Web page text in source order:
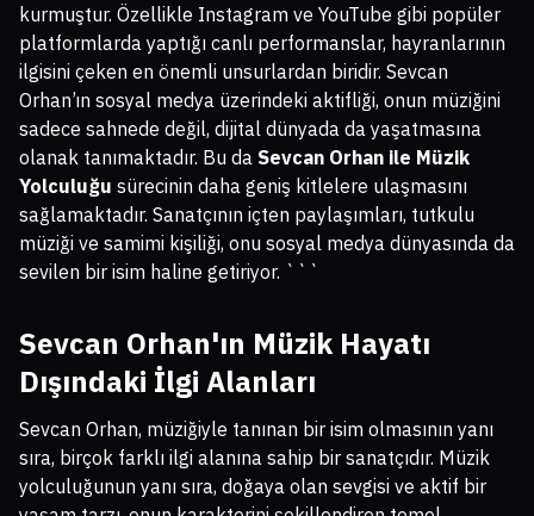
kurmuştur. Özellikle Instagram ve YouTube gibi popüler
platformlarda yaptığı canlı performanslar, hayranlarının
ilgisini çeken en önemli unsurlardan biridir. Sevcan
Orhan’ın sosyal medya üzerindeki aktifliği, onun müziğini
sadece sahnede değil, dijital dünyada da yaşatmasına
olanak tanımaktadır. Bu da Sevcan Orhan ile Müzik
Yolculuğu sürecinin daha geniş kitlelere ulaşmasını
sağlamaktadır. Sanatçının içten paylaşımları, tutkulu
müziği ve samimi kişiliği, onu sosyal medya dünyasında da
sevilen bir isim haline getiriyor. ```
Sevcan Orhan'ın Müzik Hayatı
Dışındaki İlgi Alanları
Sevcan Orhan, müziğiyle tanınan bir isim olmasının yanı
sıra, birçok farklı ilgi alanına sahip bir sanatçıdır. Müzik
yolculuğunun yanı sıra, doğaya olan sevgisi ve aktif bir